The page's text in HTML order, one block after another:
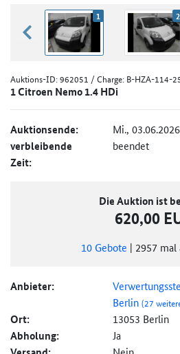
zurück blättern
1 2
Auktions-ID:962051 / Charge: B-HZA-114-
1 Citroen Nemo 1.4 HDi
Auktionsende: Mi.,
verbleibende
Zeit:
beendet
Die Auktion ist
620,00
10 Gebote | 2957 mal
Anbieter:
Berlin(27
Ort: 13053 Berlin
Abholung: Ja